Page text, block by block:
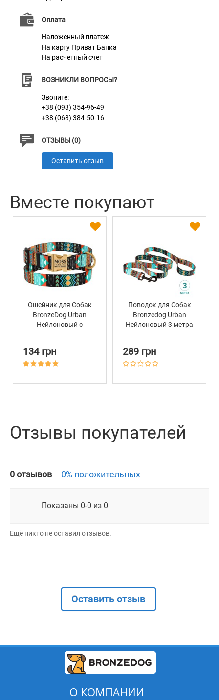
Оплата
Наложенный платеж
На карту Приват Банка
На расчетный счет
ВОЗНИКЛИ ВОПРОСЫ?
Звоните:
+38 (093) 354-96-49
+38 (068) 384-50-16
ОТЗЫВЫ (0)
Оставить отзыв
Вместе покупают
Ошейник для Собак
BronzeDog Urban
Нейлоновый c
Цвета Ацтеки
134 грн
Поводок для Собак
Bronzedog Urban
Нейлоновый 3 метра
289 грн
Отзывы покупателей
0 отзывов 0% положительных
Показаны 0-0 из 0
Ещё никто не оставил отзывов.
Оставить отзыв
О КОМПАНИИ